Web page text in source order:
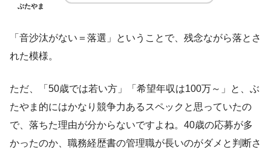
ぶたやま
「音沙汰がない＝落選」ということで、残念ながら落とさ
れた模様。
ただ、「50歳では若い方」「希望年収は100万～」と、ぶ
たやま的にはかなり競争力あるスペックと思っていたの
で、落ちた理由が分からないですよね。40歳の応募が多
かったのか、職務経歴書の管理職が長いのがダメと判断さ